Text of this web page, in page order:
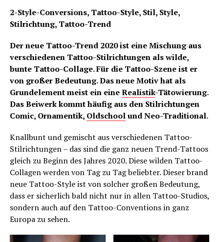
2-Style-Conversions, Tattoo-Style, Stil, Style,
Stilrichtung, Tattoo-Trend
Der neue Tattoo-Trend 2020 ist eine Mischung aus
verschiedenen Tattoo-Stilrichtungen als wilde,
bunte Tattoo-Collage. Für die Tattoo-Szene ist er
von großer Bedeutung. Das neue Motiv hat als
Grundelement meist ein eineRealistik-Tätowierung.
Das Beiwerk kommt häufig aus den Stilrichtungen
Comic, Ornamentik, Oldschoolund Neo-Traditional.
Knallbunt und gemischt aus verschiedenen Tattoo-
Stilrichtungen – das sind die ganz neuen Trend-Tattoos
gleich zu Beginn des Jahres 2020. Diese wilden Tattoo-
Collagen werden von Tag zu Tag beliebter. Dieser brand
neue Tattoo-Style ist von solcher großen Bedeutung,
dass er sicherlich bald nicht nur in allen Tattoo-Studios,
sondern auch auf den Tattoo-Conventions in ganz
Europa zu sehen.